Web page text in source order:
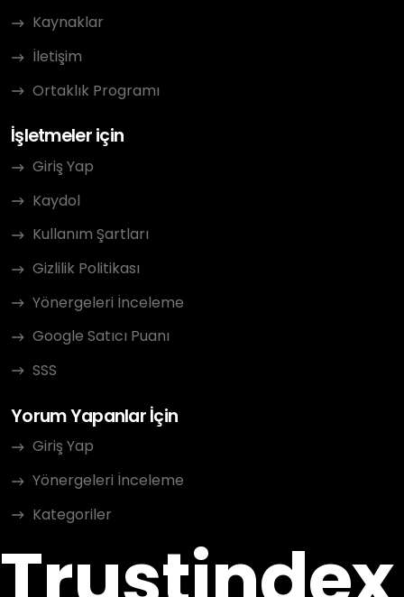
Kaynaklar
İletişim
Ortaklık Programı
İşletmeler için
Giriş Yap
Kaydol
Kullanım Şartları
Gizlilik Politikası
Yönergeleri İnceleme
Google Satıcı Puanı
SSS
Yorum Yapanlar İçin
Giriş Yap
Yönergeleri İnceleme
Kategoriler